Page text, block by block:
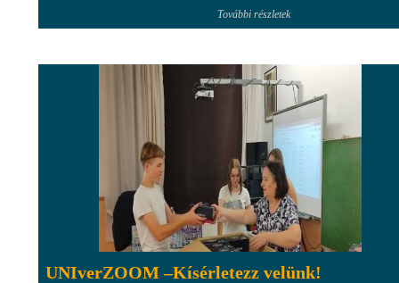
További részletek
UNIverZOOM –Kísérletezz velünk!